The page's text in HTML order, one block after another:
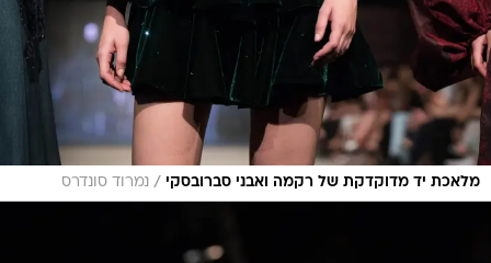
מלאכת יד מדוקדקת של רקמה ואבני סברובסקי / נמרוד סונדרס